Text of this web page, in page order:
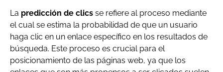
La predicción de clics se refiere al proceso mediante
el cual se estima la probabilidad de que un usuario
haga clic en un enlace específico en los resultados de
búsqueda. Este proceso es crucial para el
posicionamiento de las páginas web, ya que los